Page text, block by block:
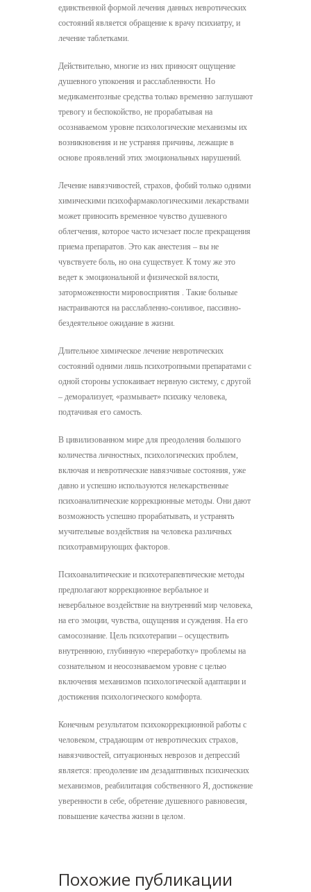
единственной формой лечения данных невротических
состояний является обращение к врачу психиатру, и
лечение таблетками.
Действительно, многие из них приносят ощущение
душевного упокоения и расслабленности. Но
медикаментозные средства только временно заглушают
тревогу и беспокойство, не прорабатывая на
осознаваемом уровне психологические механизмы их
возникновения и не устраняя причины, лежащие в
основе проявлений этих эмоциональных нарушений.
Лечение навязчивостей, страхов, фобий только одними
химическими психофармакологическими лекарствами
может приносить временное чувство душевного
облегчения, которое часто исчезает после прекращения
приема препаратов. Это как анестезия – вы не
чувствуете боль, но она существует. К тому же это
ведет к эмоциональной и физической вялости,
заторможенности мировосприятия . Такие больные
настраиваются на расслабленно-сонливое, пассивно-
бездеятельное ожидание в жизни.
Длительное химическое лечение невротических
состояний одними лишь психотропными препаратами с
одной стороны успокаивает нервную систему, с другой
– деморализует, «размывает» психику человека,
подтачивая его самость.
В цивилизованном мире для преодоления большого
количества личностных, психологических проблем,
включая и невротические навязчивые состояния, уже
давно и успешно используются нелекарственные
психоаналитические коррекционные методы. Они дают
возможность успешно прорабатывать, и устранять
мучительные воздействия на человека различных
психотравмирующих факторов.
Психоаналитические и психотерапевтические методы
предполагают коррекционное вербальное и
невербальное воздействие на внутренний мир человека,
на его эмоции, чувства, ощущения и суждения. На его
самосознание. Цель психотерапии – осуществить
внутреннюю, глубинную «переработку» проблемы на
сознательном и неосознаваемом уровне с целью
включения механизмов психологической адаптации и
достижения психологического комфорта.
Конечным результатом психокоррекционной работы с
человеком, страдающим от невротических страхов,
навязчивостей, ситуационных неврозов и депрессий
является: преодоление им дезадаптивных психических
механизмов, реабилитация собственного Я, достижение
уверенности в себе, обретение душевного равновесия,
повышение качества жизни в целом.
Похожие публикации